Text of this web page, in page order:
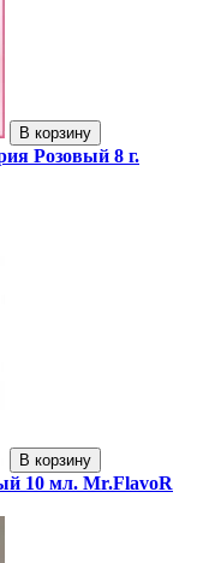
В корзину
Розовый 8 г.
В корзину
10 мл. Mr.FlavoR